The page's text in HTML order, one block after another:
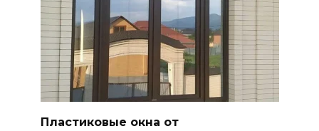
Пластиковые окна от